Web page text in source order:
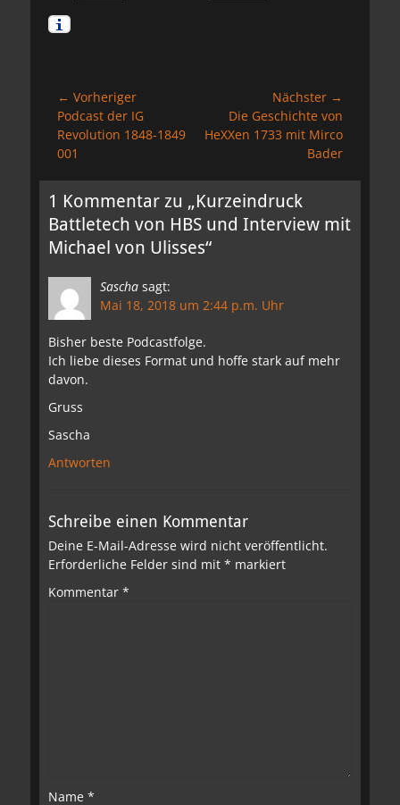
Beitragsnavigation
← Vorheriger
Vorheriger
Beitrag:
Podcast der IG
Revolution 1848-1849
001
Nächster →
Nächster
Beitrag:
Die Geschichte von
HeXXen 1733 mit Mirco
Bader
1 Kommentar zu „Kurzeindruck
Battletech von HBS und Interview mit
Michael von Ulisses“
Sascha sagt:
Mai 18, 2018 um 2:44 p.m. Uhr
Bisher beste Podcastfolge.
Ich liebe dieses Format und hoffe stark auf mehr
davon.
Gruss
Sascha
Antworten
Schreibe einen Kommentar
Deine E-Mail-Adresse wird nicht veröffentlicht.
Erforderliche Felder sind mit * markiert
Kommentar *
Name *